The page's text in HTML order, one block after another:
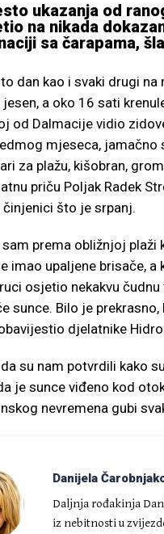
ukazanja od
na nikada
sa čarapama,
dan kao i svaki drugi
a oko 16 sati
od Dalmacije vidio
mjeseca, jamačno
za plažu, kišobran,
priču Poljak Radek
činjenici što je srpanj.
prema obližnjoj
imao upaljene brisače,
osjetio nekakvu
sunce. Bilo je
djelatnike
su nam potvrdili kako
je sunce viđeno kod
nevremena gubi
Danijela
Daljnja rođakinja
iz nebitnosti u